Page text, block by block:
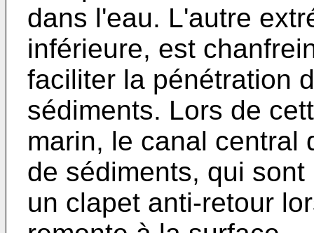
dans l'eau. L'autre
inférieure, est
faciliter la pénétration
sédiments. Lors de
marin, le canal central
de sédiments, qui
un clapet anti-retour